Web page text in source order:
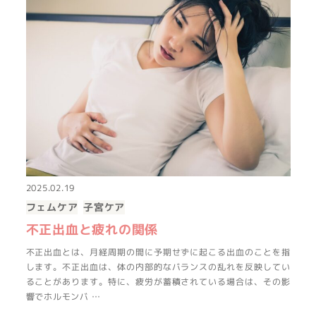
2025.02.19
フェムケア 子宮ケア
不正出血と疲れの関係
不正出血とは、月経周期の間に予期せずに起こる出血のことを指
します。不正出血は、体の内部的なバランスの乱れを反映してい
ることがあります。特に、疲労が蓄積されている場合は、その影
響でホルモンバ …